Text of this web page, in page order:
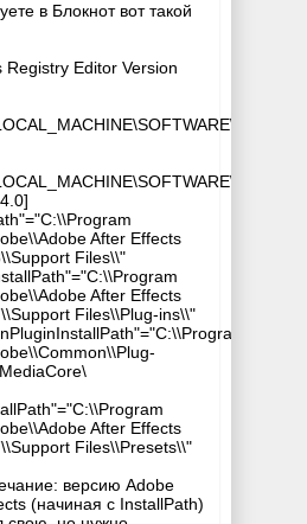
в Блокнот вот такой
Registry Editor Version
After Effects
Files\\"
After Effects
Files\\Plug-ins\\"
After Effects
Files\\Presets\\"
версию Adobe
(начиная с InstallPath)